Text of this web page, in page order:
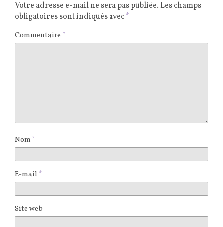
Votre adresse e-mail ne sera pas publiée.Les champs
obligatoires sont indiqués avec*
Commentaire *
Nom *
E-mail *
Site web